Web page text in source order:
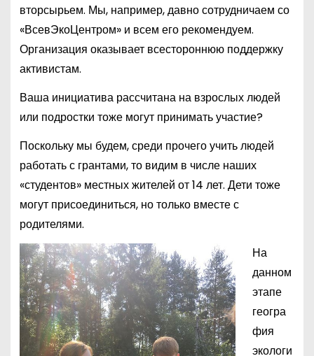
вторсырьем. Мы, например, давно сотрудничаем со
«ВсевЭкоЦентром» и всем его рекомендуем.
Организация оказывает всестороннюю поддержку
активистам.
Ваша инициатива рассчитана на взрослых людей
или подростки тоже могут принимать участие?
Поскольку мы будем, среди прочего учить людей
работать с грантами, то видим в числе наших
«студентов» местных жителей от 14 лет. Дети тоже
могут присоединиться, но только вместе с
родителями.
На
данном
этапе
геогра
фия
экологи